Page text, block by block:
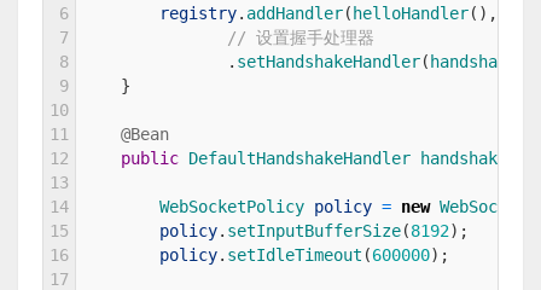
6
7
8
9
10
11
12
13
14
15
16
17
registry. addHandler( helloHandler( ) ,
// 设置握手处理器
. setHandshakeHandler(
}
@Bean
public DefaultHandshakeHandler
WebSocketPolicy policy = new
policy. setInputBufferSize(8192) ;
policy. setIdleTimeout (600000) ;